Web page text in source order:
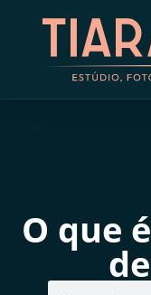
O que